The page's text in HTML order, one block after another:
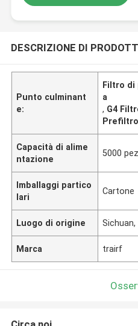
DESCRIZIONE DI
Punto culminant
e:
Filtro di
a
, G4
Capacità di alime
ntazione
5000
Imballaggi partico
lari
Cartone
Luogo di origine Sichuan,
Marca trairf